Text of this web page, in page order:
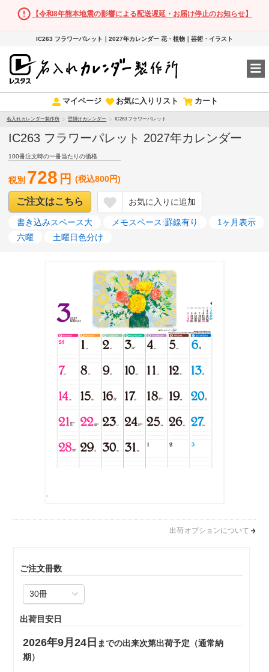
【令和8年熊本地震の影響による配送遅延・お届け停止のお知らせ】
IC263 フラワーパレット｜2027年カレンダー 花・植物｜芸術・イラスト
マイページ お気に入りリスト カート
名入れカレンダー製作所 壁掛けカレンダー IC263 フラワーパレット
IC263 フラワーパレット 2027年カレンダー
100冊注文時の一冊当たりの価格
税別 728 円 (税込800円)
ご注文はこちら お気に入りに追加
書き込みスペース大 メモスペース:罫線有り
1ヶ月表示
六曜
土曜日色分け
出荷オプションについて
ご注文冊数
出荷目安日
2026年9月24日 までの出来次第出荷予定（通常納
期）